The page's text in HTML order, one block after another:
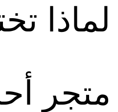
لماذا
متجر